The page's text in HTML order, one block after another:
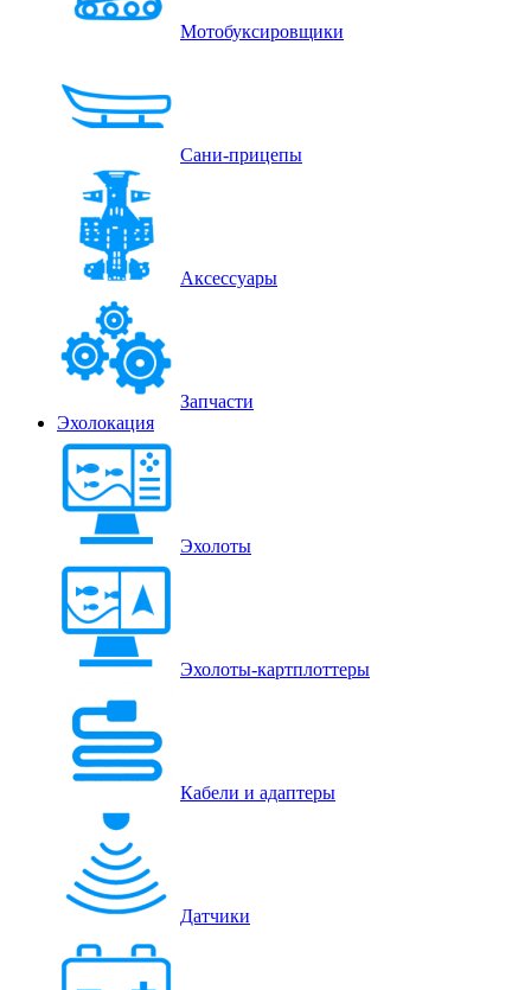
Мотобуксировщики
Сани-прицепы
Аксессуары
Запчасти
Эхолокация
Эхолоты
Эхолоты-картплоттеры
Кабели и адаптеры
Датчики